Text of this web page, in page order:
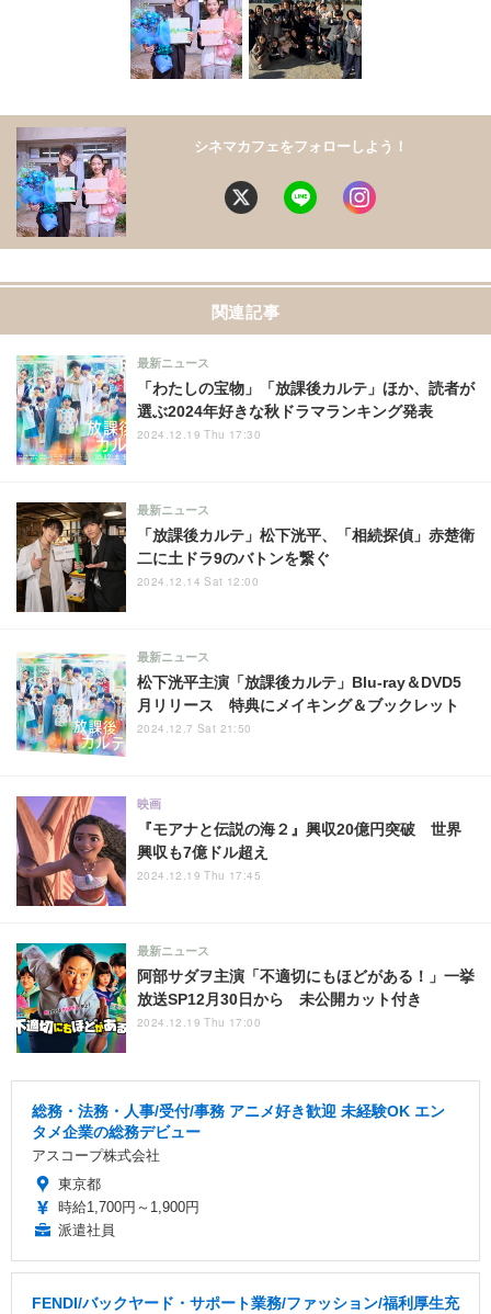
シネマカフェをフォローしよう！
関連記事
「わたしの宝物」「放課後カルテ」ほか、読者が
選ぶ2024年好きな秋ドラマランキング発表
最新ニュース
2024.12.19 Thu 17:30
「放課後カルテ」松下洸平、「相続探偵」赤楚衛
二に土ドラ9のバトンを繋ぐ
最新ニュース
2024.12.14 Sat 12:00
松下洸平主演「放課後カルテ」Blu-ray＆DVD5
月リリース 特典にメイキング＆ブックレット
最新ニュース
2024.12.7 Sat 21:50
『モアナと伝説の海２』興収20億円突破 世界
興収も7億ドル超え
映画
2024.12.19 Thu 17:45
阿部サダヲ主演「不適切にもほどがある！」一挙
放送SP12月30日から 未公開カット付き
最新ニュース
2024.12.19 Thu 17:00
総務・法務・人事/受付/事務 アニメ好き歓迎 未経験OK エン
タメ企業の総務デビュー
アスコープ株式会社
東京都
時給1,700円～1,900円
派遣社員
FENDI/バックヤード・サポート業務/ファッション/福利厚生充